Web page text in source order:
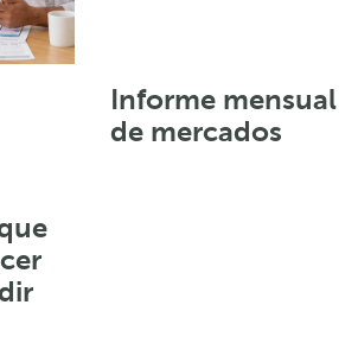
Informe mensual
de mercados